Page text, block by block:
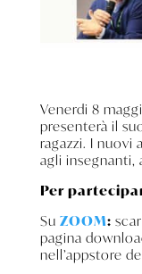
Venerdi 8
presenterà il
ragazzi. I nuovi
agli insegnanti,
Per
Su ZOOM:
pagina
nell’appstore